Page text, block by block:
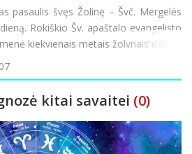
pasaulis švęs Žolinę – Švč. Mergelės
Rokiškio Šv. apaštalo evangelisto
kiekvienais metais žolynais dabina
ilgą, žolynų bendrystės ju
kitai savaitei (0)